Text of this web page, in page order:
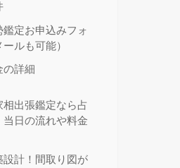
鑑定お申込みフォ
ルも可能）
の詳細
相出張鑑定なら占
日の流れや料金
設計！間取り図が